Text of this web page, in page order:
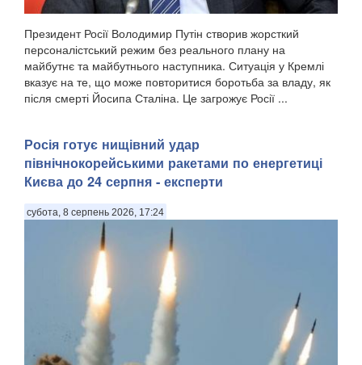
Президент Росії Володимир Путін створив жорсткий
персоналістський режим без реального плану на
майбутнє та майбутнього наступника. Ситуація у Кремлі
вказує на те, що може повторитися боротьба за владу, як
після смерті Йосипа Сталіна. Це загрожує Росії ...
Росія готує нищівний удар
північнокорейськими ракетами по енергетиці
Києва до 24 серпня - експерти
субота, 8 серпень 2026, 17:24